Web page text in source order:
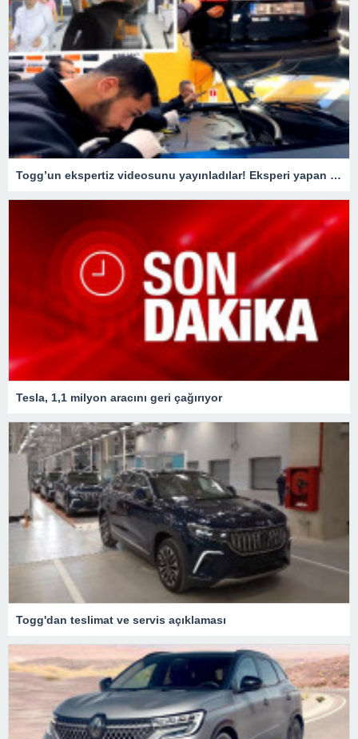
Togg’un ekspertiz videosunu yayınladılar! Eksperi yapan usta o detay karşısında şaştı kaldı
Tesla, 1,1 milyon aracını geri çağırıyor
Togg'dan teslimat ve servis açıklaması